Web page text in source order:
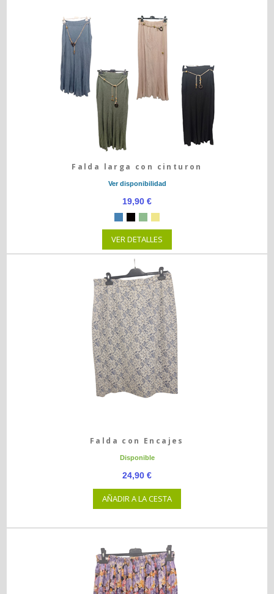
Falda larga con cinturon
Ver disponibilidad
19,90 €
VER DETALLES
Falda con Encajes
Disponible
24,90 €
AÑADIR A LA CESTA